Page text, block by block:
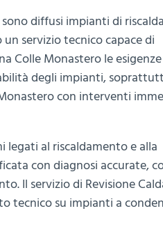
diffusi impianti di
servizio tecnico capace di
Colle Monastero le
degli impianti,
con interventi
legati al riscaldamento e alla
con diagnosi accurate,
Il servizio di Revisione
tecnico su impianti a